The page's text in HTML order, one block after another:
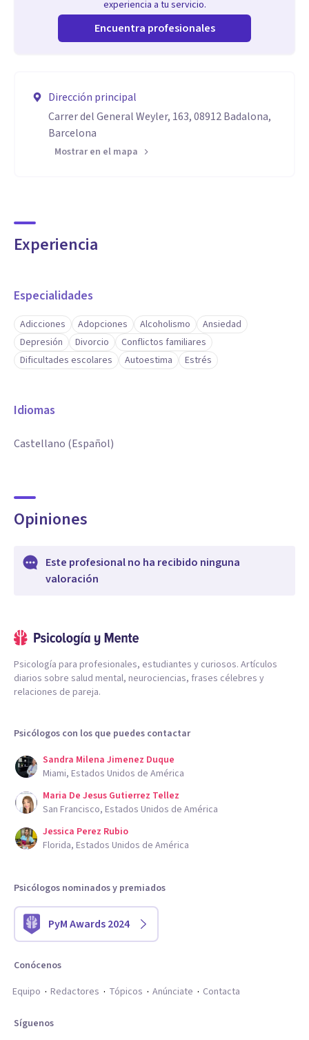
experiencia a tu servicio.
Encuentra profesionales
Dirección principal
Carrer del General Weyler, 163, 08912 Badalona,
Barcelona
Mostrar en el mapa
Experiencia
Especialidades
Adicciones Adopciones Alcoholismo
Ansiedad
Depresión
Divorcio
Conflictos familiares
Dificultades escolares
Autoestima Estrés
Idiomas
Castellano (Español)
Opiniones
Este profesional no ha recibido ninguna
valoración
Psicología para profesionales, estudiantes y curiosos. Artículos
diarios sobre salud mental, neurociencias, frases célebres y
relaciones de pareja.
Psicólogos con los que puedes contactar
Sandra Milena Jimenez Duque
Miami, Estados Unidos de América
Maria De Jesus Gutierrez Tellez
San Francisco, Estados Unidos de América
Jessica Perez Rubio
Florida, Estados Unidos de América
Psicólogos nominados y premiados
PyM Awards 2024
Conócenos
Equipo
Redactores Tópicos Anúnciate Contacta
Síguenos